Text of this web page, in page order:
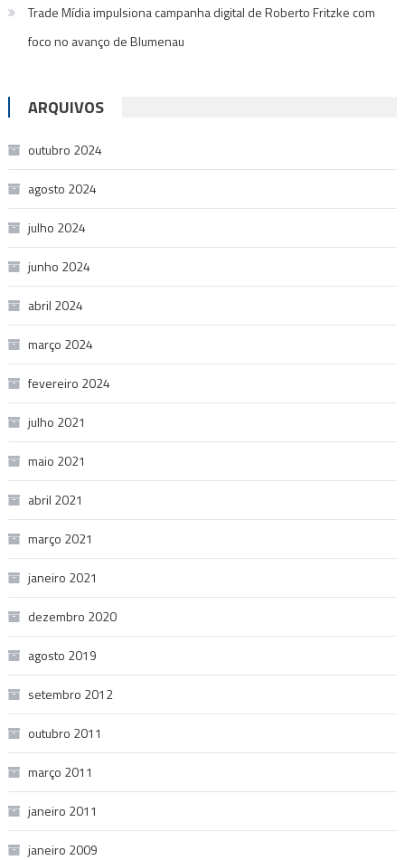
Trade Mídia impulsiona campanha digital de Roberto Fritzke com
foco no avanço de Blumenau
ARQUIVOS
outubro 2024
agosto 2024
julho 2024
junho 2024
abril 2024
março 2024
fevereiro 2024
julho 2021
maio 2021
abril 2021
março 2021
janeiro 2021
dezembro 2020
agosto 2019
setembro 2012
outubro 2011
março 2011
janeiro 2011
janeiro 2009